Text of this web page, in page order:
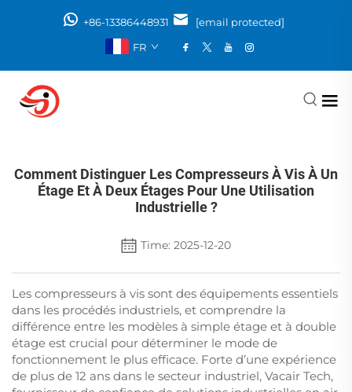
+86-13386448931
[email protected]
FR
Comment Distinguer Les Compresseurs À Vis À Un
Étage Et À Deux Étages Pour Une Utilisation
Industrielle ?
Time: 2025-12-20
Les compresseurs à vis sont des équipements essentiels
dans les procédés industriels, et comprendre la
différence entre les modèles à simple étage et à double
étage est crucial pour déterminer le mode de
fonctionnement le plus efficace. Forte d’une expérience
de plus de 12 ans dans le secteur industriel, Vacair Tech,